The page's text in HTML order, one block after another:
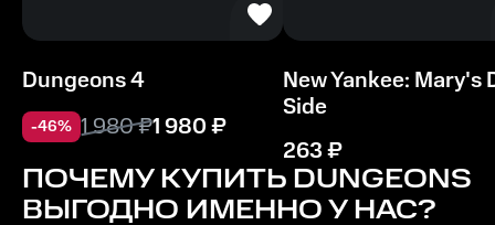
Dungeons 4
-46% 1 980₽1 980₽
New Yankee: Mary's
Side
263₽
ПОЧЕМУ КУПИТЬ DUNGEONS
ВЫГОДНО ИМЕННО У НАС?